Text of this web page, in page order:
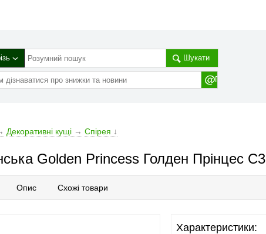
Шукати
Декоративні кущі → Спірея ↓
Golden Princess Голден Прінцес С3
Опис Схожі товари
Характеристики: